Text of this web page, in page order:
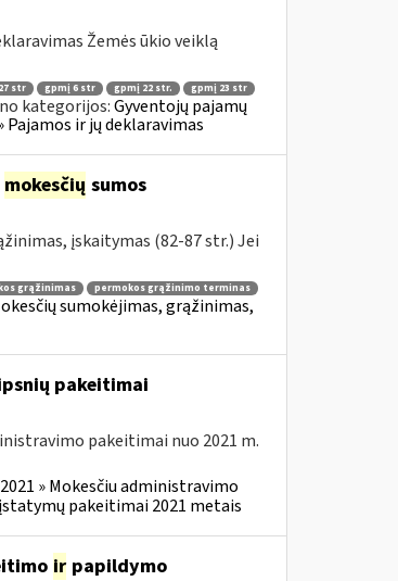
Žemės ūkio veiklą
str gpmį 6 str gpmį 22 str.
gpmį 23 str
kategorijos:Gyventojų pajamų
Pajamos ir jų deklaravimas
mokesčių sumos
įskaitymas (82-87 str.) Jei
grąžinimas
permokos grąžinimo terminas
sumokėjimas, grąžinimas,
pakeitimai
pakeitimai nuo 2021 m.
» Mokesčiu administravimo
pakeitimai 2021 metais
irpapildymo